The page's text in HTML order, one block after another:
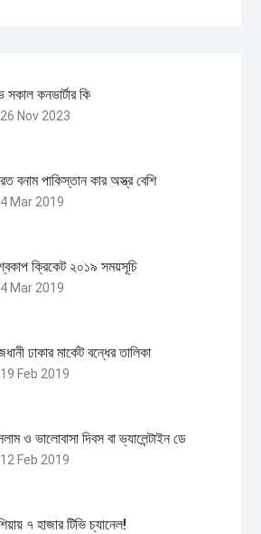
সকাল কনভার্টার কি
26 Nov 2023
বনাম পাকিস্তান কার অস্ত্র বেশি
4 Mar 2019
ক্রিকেট ২০১৯ সময়সূচি
4 Mar 2019
ঢাকার মার্কেট বন্ধের তালিকা
19 Feb 2019
ও ভালোবাসা দিবস বা ভ্যালেন্টাইন ডে
12 Feb 2019
৭ হাজার টিভি চ্যানেল!